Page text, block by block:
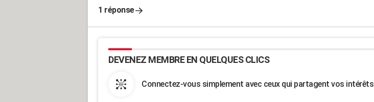
1 réponse
DEVENEZ MEMBRE EN QUELQUES CLICS
Connectez-vous simplement avec ceux qui partagent vos intérêts